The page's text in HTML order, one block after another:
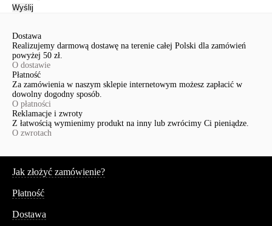
Wyślij
Dostawa
Realizujemy darmową dostawę na terenie całej Polski dla zamówień
powyżej 50 zł.
O dostawie
Płatność
Za zamówienia w naszym sklepie internetowym możesz zapłacić w
dowolny dogodny sposób.
O płatności
Reklamacje i zwroty
Z łatwością wymienimy produkt na inny lub zwrócimy Ci pieniądze.
O zwrotach
Jak złożyć zamówienie?
Płatność
Dostawa